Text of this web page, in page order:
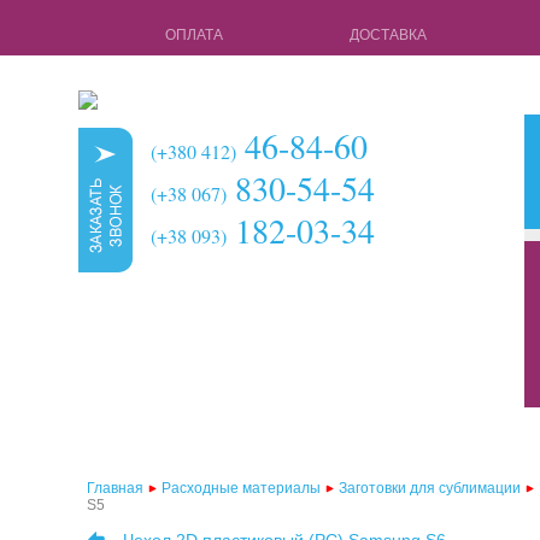
ОПЛАТА ДОСТАВКА
(+380 412) 46-84-60
(+38 067) 830-54-54
(+38 093) 182-03-34
чехлы для
Главная Расходные материалы Заготовки для сублимации
S5